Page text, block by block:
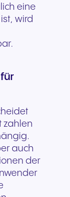
eine
wird
zahlen
auch
der